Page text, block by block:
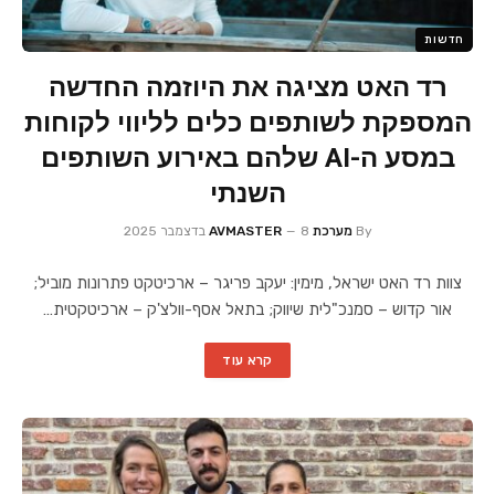
חדשות
רד האט מציגה את היוזמה החדשה
המספקת לשותפים כלים לליווי לקוחות
במסע ה-AI שלהם באירוע השותפים
השנתי
By מערכת AVMASTER 8 בדצמבר 2025
צוות רד האט ישראל, מימין: יעקב פריגר – ארכיטקט פתרונות מוביל;
אור קדוש – סמנכ"לית שיווק; בתאל אסף-וולצ'ק – ארכיטקטית…
קרא עוד